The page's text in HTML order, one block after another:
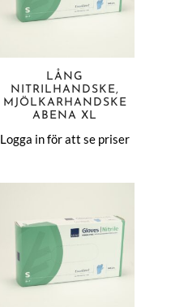
LÅNG
NITRILHANDSKE,
MJÖLKARHANDSKE
ABENA XL
Logga in för att se priser